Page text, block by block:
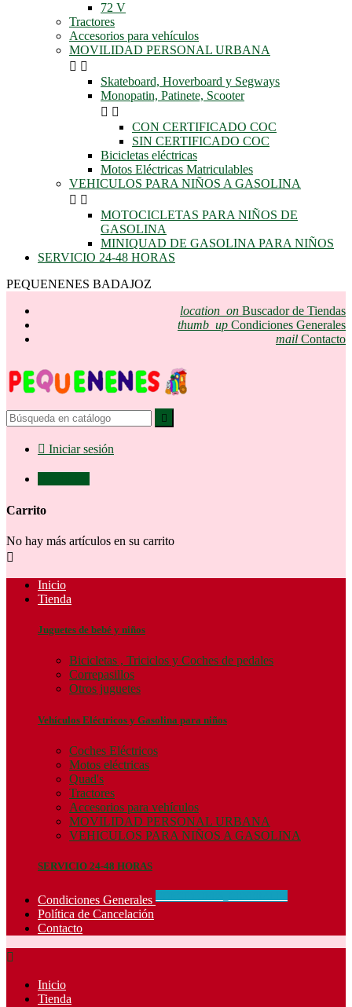
72 V
Tractores
Accesorios para vehículos
MOVILIDAD PERSONAL URBANA
 
Skateboard, Hoverboard y Segways
Monopatin, Patinete, Scooter
 
CON CERTIFICADO COC
SIN CERTIFICADO COC
Bicicletas eléctricas
Motos Eléctricas Matriculables
VEHICULOS PARA NIÑOS A GASOLINA
 
MOTOCICLETAS PARA NIÑOS DE
GASOLINA
MINIQUAD DE GASOLINA PARA NIÑOS
SERVICIO 24-48 HORAS
PEQUENENES BADAJOZ
location_on Buscador de Tiendas
thumb_up Condiciones Generales
mail Contacto

 Iniciar sesión
Carrito
No hay más artículos en su carrito

Inicio
Tienda
Juguetes de bebé y niños
Bicicletas , Triciclos y Coches de pedales
Correpasillos
Otros juguetes
Vehículos Eléctricos y Gasolina para niños
Coches Eléctricos
Motos eléctricas
Quad's
Tractores
Accesorios para vehículos
MOVILIDAD PERSONAL URBANA
VEHICULOS PARA NIÑOS A GASOLINA
SERVICIO 24-48 HORAS
Condiciones Generales
Política de Cancelación
Contacto

Inicio
Tienda